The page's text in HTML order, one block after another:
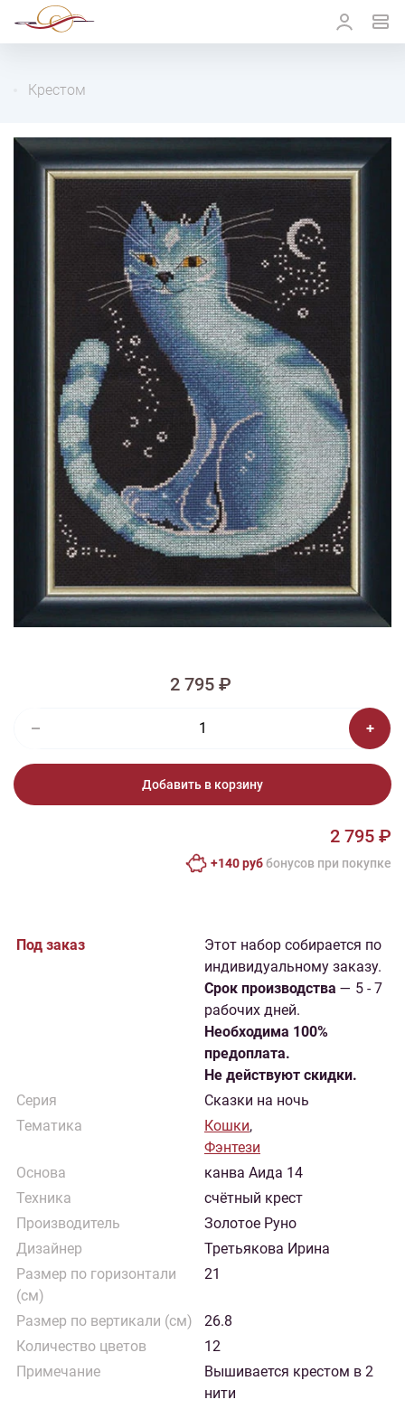
Крестом
1/2
Изображения и цвет представленного товара могут незначительно
отличаться от оригинала продукции, взависимости от разрешения и
настроек вашего монитора, а также условий освещения при съемке
Вышивка СН-001 Лунный кот
2 795 ₽
Добавить в корзину
2 795 ₽
+140 руббонусов при покупке
Под заказ
Этот набор собирается по
индивидуальному заказу.
Cрок производства — 5 - 7
рабочих дней.
Необходима 100%
предоплата.
Не действуют скидки.
Серия
Сказки на ночь
Тематика
Кошки,
Фэнтези
Основа
канва Аида 14
Техника
счётный крест
Производитель
Золотое Руно
Дизайнер
Третьякова Ирина
Размер по горизонтали
(см)
21
Размер по вертикали (см)
26.8
Количество цветов
12
Примечание
Вышивается крестом в 2
нити